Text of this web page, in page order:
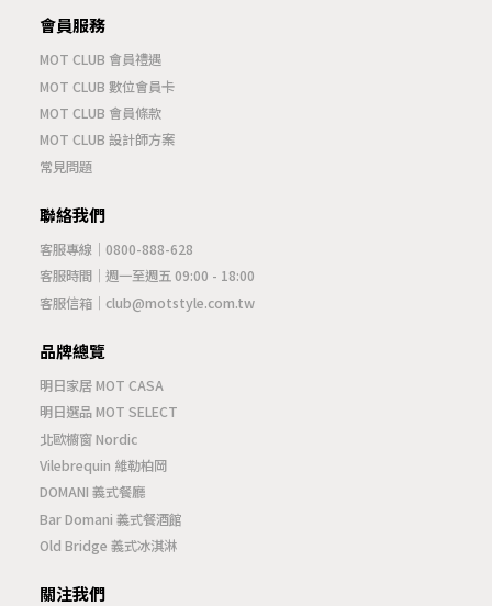
會員服務
MOT CLUB 會員禮遇
MOT CLUB 數位會員卡
MOT CLUB 會員條款
MOT CLUB 設計師方案
常見問題
聯絡我們
客服專線｜ 0800-888-628
客服時間｜週一至週五 09:00 - 18:00
客服信箱｜ club@motstyle.com.tw
品牌總覽
明日家居 MOT CASA
明日選品 MOT SELECT
北歐櫥窗 Nordic
Vilebrequin 維勒柏岡
DOMANI 義式餐廳
Bar Domani 義式餐酒館
Old Bridge 義式冰淇淋
關注我們